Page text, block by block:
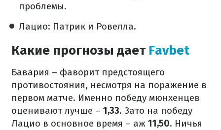
проблемы.
Лацио: Патрик и Ровелла.
Какие прогнозы дает Favbet
Бавария – фаворит предстоящего
противостояния, несмотря на поражение в
первом матче. Именно победу мюнхенцев
оценивают лучше – 1,33. Зато на победу
Лацио в основное время – аж 11,50. Ничья